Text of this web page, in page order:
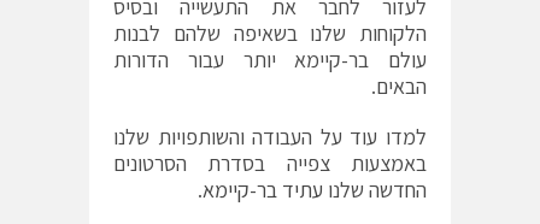
לעזור לחבר את התעשייה ובסיס
הלקוחות שלנו בשאיפה שלהם לבנות
עולם בר-קיימא יותר עבור הדורות
הבאים.
למדו עוד על העבודה והשותפויות שלנו
באמצעות צפייה בסדרת הסרטונים
החדשה שלנו עתיד בר-קיימא.